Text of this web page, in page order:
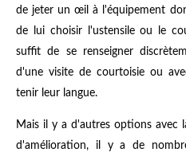
de jeter un œil à l'équipement
de lui choisir l'ustensile ou le
suffit de se renseigner
d'une visite de courtoisie ou
tenir leur langue.
Mais il y a d'autres options avec
d'amélioration, il y a de